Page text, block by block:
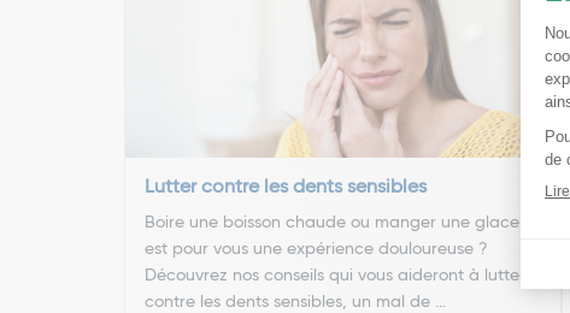
Lutter contre les dents sensibles
Boire une boisson chaude ou manger une glace
est pour vous une expérience douloureuse ?
Découvrez nos conseils qui vous aideront à lutter
contre les dents sensibles, un mal de ...